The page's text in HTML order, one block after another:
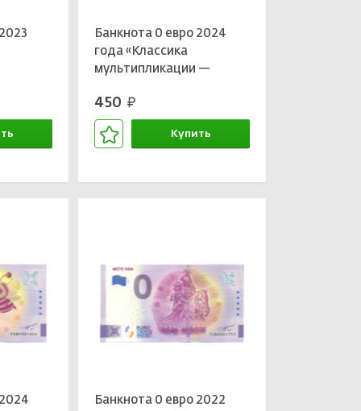
Банкнота 0 евро 2024
года «Классика
мультипликации —
450 руб.
Купить
Банкнота 0 евро 2022